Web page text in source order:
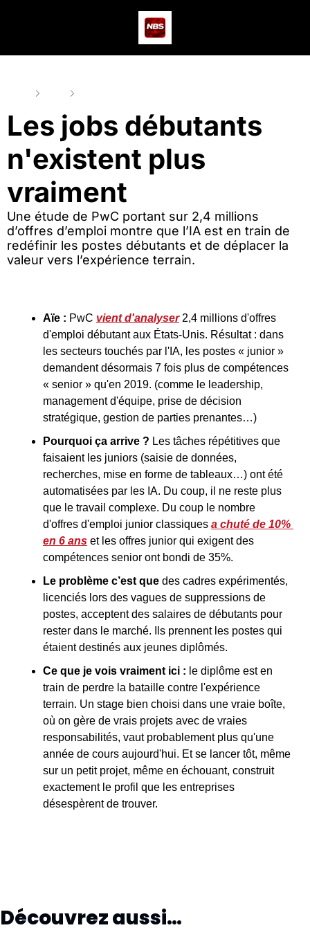
Les jobs débutants
n'existent plus
vraiment
Une étude de PwC portant sur 2,4 millions
d’offres d’emploi montre que l’IA est en train de
redéfinir les postes débutants et de déplacer la
valeur vers l’expérience terrain.
Aïe : PwC vient d'analyser 2,4 millions d'offres
d'emploi débutant aux États-Unis. Résultat : dans
les secteurs touchés par l'IA, les postes « junior »
demandent désormais 7 fois plus de compétences
« senior » qu'en 2019. (comme le leadership,
management d'équipe, prise de décision
stratégique, gestion de parties prenantes…)
Pourquoi ça arrive ? Les tâches répétitives que
faisaient les juniors (saisie de données,
recherches, mise en forme de tableaux…) ont été
automatisées par les IA. Du coup, il ne reste plus
que le travail complexe. Du coup le nombre
d'offres d'emploi junior classiques a chuté de 10%
en 6 ans et les offres junior qui exigent des
compétences senior ont bondi de 35%.
Le problème c’est que des cadres expérimentés,
licenciés lors des vagues de suppressions de
postes, acceptent des salaires de débutants pour
rester dans le marché. Ils prennent les postes qui
étaient destinés aux jeunes diplômés.
Ce que je vois vraiment ici : le diplôme est en
train de perdre la bataille contre l'expérience
terrain. Un stage bien choisi dans une vraie boîte,
où on gère de vrais projets avec de vraies
responsabilités, vaut probablement plus qu'une
année de cours aujourd'hui. Et se lancer tôt, même
sur un petit projet, même en échouant, construit
exactement le profil que les entreprises
désespèrent de trouver.
Découvrez aussi…